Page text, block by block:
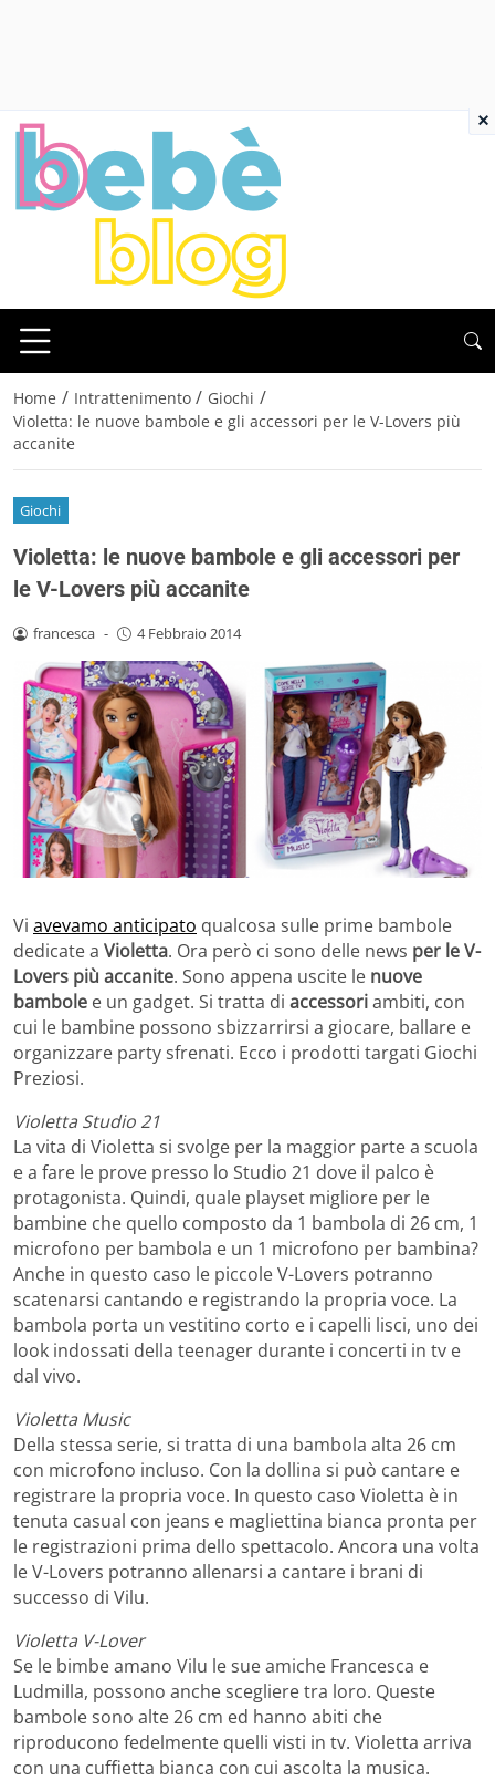
Home / Intrattenimento / Giochi /
Violetta: le nuove bambole e gli accessori per le V-Lovers più
accanite
Giochi
Violetta: le nuove bambole e gli accessori per
le V-Lovers più accanite
francesca - 4 Febbraio 2014
Vi avevamo anticipato qualcosa sulle prime bambole
dedicate a Violetta. Ora però ci sono delle news per le V-
Lovers più accanite. Sono appena uscite le nuove
bambole e un gadget. Si tratta di accessoriambiti, con
cui le bambine possono sbizzarrirsi a giocare, ballare e
organizzare party sfrenati. Ecco i prodotti targati Giochi
Preziosi.
Violetta Studio 21
La vita di Violetta si svolge per la maggior parte a scuola
e a fare le prove presso lo Studio 21 dove il palco è
protagonista. Quindi, quale playset migliore per le
bambine che quello composto da 1 bambola di 26 cm, 1
microfono per bambola e un 1 microfono per bambina?
Anche in questo caso le piccole V-Lovers potranno
scatenarsi cantando e registrando la propria voce. La
bambola porta un vestitino corto e i capelli lisci, uno dei
look indossati della teenager durante i concerti in tv e
dal vivo.
Violetta Music
Della stessa serie, si tratta di una bambola alta 26 cm
con microfono incluso. Con la dollina si può cantare e
registrare la propria voce. In questo caso Violetta è in
tenuta casual con jeans e magliettina bianca pronta per
le registrazioni prima dello spettacolo. Ancora una volta
le V-Lovers potranno allenarsi a cantare i brani di
successo di Vilu.
Violetta V-Lover
Se le bimbe amano Vilu le sue amiche Francesca e
Ludmilla, possono anche scegliere tra loro. Queste
bambole sono alte 26 cm ed hanno abiti che
riproducono fedelmente quelli visti in tv. Violetta arriva
con una cuffietta bianca con cui ascolta la musica.
×